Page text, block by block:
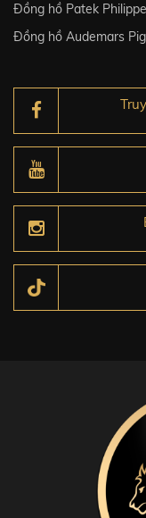
Đồng hồ Patek Philippe
Đồng hồ Audemars